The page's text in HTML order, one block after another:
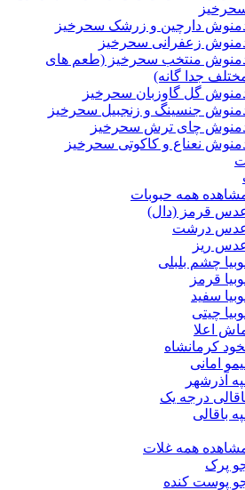
دارچین و زرشک سحرخیز
زعفرانی سحرخیز
منتخب سحرخیز (طعم های
جدا گانه)
گل گاوزبان سحرخیز
جنسینگ و زنجبیل سحرخیز
چای ترش سحرخیز
نعناع و کاکوتی سحرخیز
همه حبوبات
قرمز (دال)
درشت
ریز
چشم بلبلی
قرمز
سفید
چیتی
اعلا
کرمانشاه
امانی
آذرشهر
درجه یک
باقالی
همه غلات
پرک
پوست کنده